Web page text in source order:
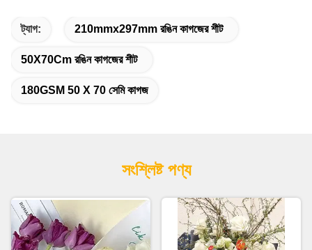
ট্যাগ: 210mmx297mm রঙিন কাগজের শীট
50X70Cm রঙিন কাগজের শীট
180GSM 50 X 70 সেমি কাগজ
সংশ্লিষ্ট পণ্য